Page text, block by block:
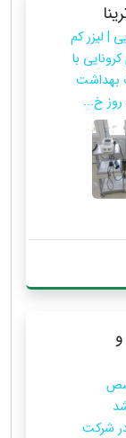
| لیزر کم
با
بهداشت
روز خ...
شرکت